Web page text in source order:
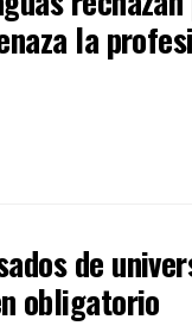
la
de
obligatorio